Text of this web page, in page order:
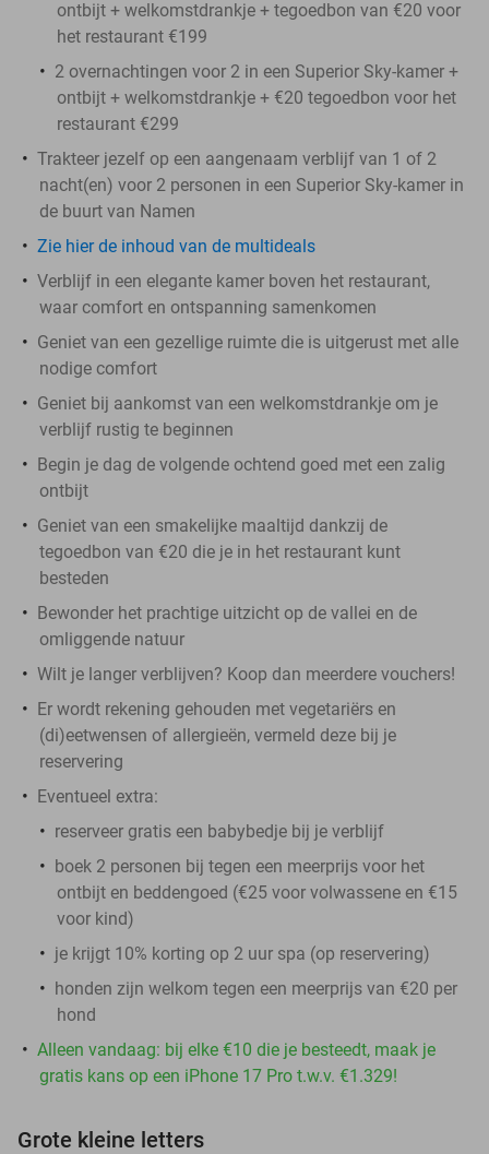
ontbijt + welkomstdrankje + tegoedbon van €20 voor
het restaurant €199
2 overnachtingen voor 2 in een Superior Sky-kamer +
ontbijt + welkomstdrankje + €20 tegoedbon voor het
restaurant €299
Trakteer jezelf op een aangenaam verblijf van 1 of 2
nacht(en) voor 2 personen in een Superior Sky-kamer in
de buurt van Namen
Zie hier de inhoud van de multideals
Verblijf in een elegante kamer boven het restaurant,
waar comfort en ontspanning samenkomen
Geniet van een gezellige ruimte die is uitgerust met alle
nodige comfort
Geniet bij aankomst van een welkomstdrankje om je
verblijf rustig te beginnen
Begin je dag de volgende ochtend goed met een zalig
ontbijt
Geniet van een smakelijke maaltijd dankzij de
tegoedbon van €20 die je in het restaurant kunt
besteden
Bewonder het prachtige uitzicht op de vallei en de
omliggende natuur
Wilt je langer verblijven? Koop dan meerdere vouchers!
Er wordt rekening gehouden met vegetariërs en
(di)eetwensen of allergieën, vermeld deze bij je
reservering
Eventueel extra:
reserveer gratis een babybedje bij je verblijf
boek 2 personen bij tegen een meerprijs voor het
ontbijt en beddengoed (€25 voor volwassene en €15
voor kind)
je krijgt 10% korting op 2 uur spa (op reservering)
honden zijn welkom tegen een meerprijs van €20 per
hond
Alleen vandaag: bij elke €10 die je besteedt, maak je
gratis kans op een iPhone 17 Pro t.w.v. €1.329!
Grote kleine letters